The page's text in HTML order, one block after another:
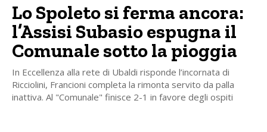
Lo Spoleto si ferma ancora:
l’Assisi Subasio espugna il
Comunale sotto la pioggia
In Eccellenza alla rete di Ubaldi risponde l’incornata di
Ricciolini, Francioni completa la rimonta servito da palla
inattiva. Al "Comunale" finisce 2-1 in favore degli ospiti